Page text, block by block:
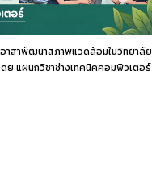
าสาพัฒนาสภาพแวดล้อมในวิทยาลัย
ดย แผนกวิชาช่างเทคนิคคอมพิวเตอร์